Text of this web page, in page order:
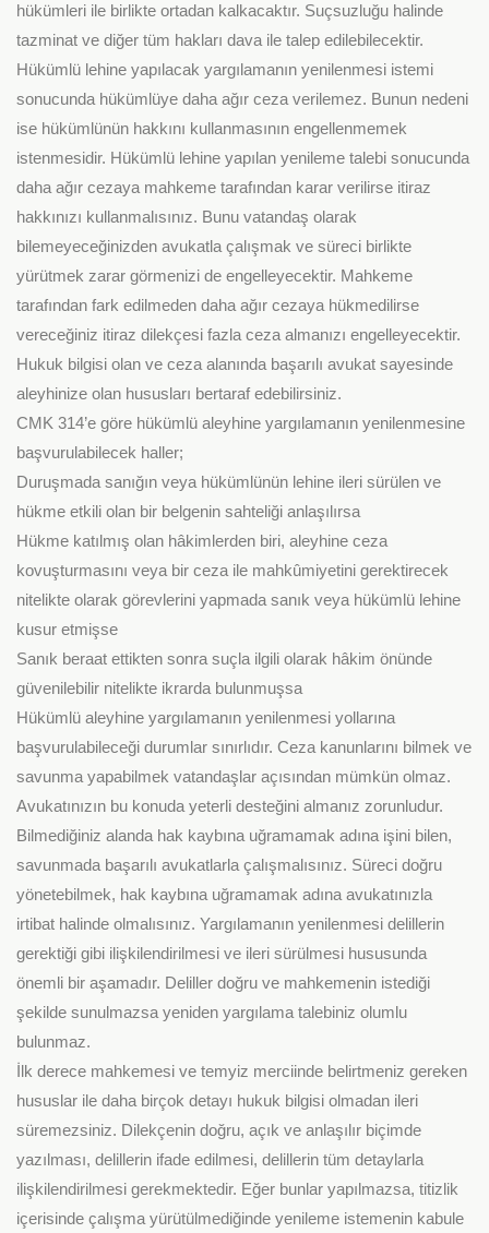
hükümleri ile birlikte ortadan kalkacaktır. Suçsuzluğu halinde
tazminat ve diğer tüm hakları dava ile talep edilebilecektir.
Hükümlü lehine yapılacak yargılamanın yenilenmesi istemi
sonucunda hükümlüye daha ağır ceza verilemez. Bunun nedeni
ise hükümlünün hakkını kullanmasının engellenmemek
istenmesidir. Hükümlü lehine yapılan yenileme talebi sonucunda
daha ağır cezaya mahkeme tarafından karar verilirse itiraz
hakkınızı kullanmalısınız. Bunu vatandaş olarak
bilemeyeceğinizden avukatla çalışmak ve süreci birlikte
yürütmek zarar görmenizi de engelleyecektir. Mahkeme
tarafından fark edilmeden daha ağır cezaya hükmedilirse
vereceğiniz itiraz dilekçesi fazla ceza almanızı engelleyecektir.
Hukuk bilgisi olan ve ceza alanında başarılı avukat sayesinde
aleyhinize olan hususları bertaraf edebilirsiniz.
CMK 314’e göre hükümlü aleyhine yargılamanın yenilenmesine
başvurulabilecek haller;
Duruşmada sanığın veya hükümlünün lehine ileri sürülen ve
hükme etkili olan bir belgenin sahteliği anlaşılırsa
Hükme katılmış olan hâkimlerden biri, aleyhine ceza
kovuşturmasını veya bir ceza ile mahkûmiyetini gerektirecek
nitelikte olarak görevlerini yapmada sanık veya hükümlü lehine
kusur etmişse
Sanık beraat ettikten sonra suçla ilgili olarak hâkim önünde
güvenilebilir nitelikte ikrarda bulunmuşsa
Hükümlü aleyhine yargılamanın yenilenmesi yollarına
başvurulabileceği durumlar sınırlıdır. Ceza kanunlarını bilmek ve
savunma yapabilmek vatandaşlar açısından mümkün olmaz.
Avukatınızın bu konuda yeterli desteğini almanız zorunludur.
Bilmediğiniz alanda hak kaybına uğramamak adına işini bilen,
savunmada başarılı avukatlarla çalışmalısınız. Süreci doğru
yönetebilmek, hak kaybına uğramamak adına avukatınızla
irtibat halinde olmalısınız. Yargılamanın yenilenmesi delillerin
gerektiği gibi ilişkilendirilmesi ve ileri sürülmesi hususunda
önemli bir aşamadır. Deliller doğru ve mahkemenin istediği
şekilde sunulmazsa yeniden yargılama talebiniz olumlu
bulunmaz.
İlk derece mahkemesi ve temyiz merciinde belirtmeniz gereken
hususlar ile daha birçok detayı hukuk bilgisi olmadan ileri
süremezsiniz. Dilekçenin doğru, açık ve anlaşılır biçimde
yazılması, delillerin ifade edilmesi, delillerin tüm detaylarla
ilişkilendirilmesi gerekmektedir. Eğer bunlar yapılmazsa, titizlik
içerisinde çalışma yürütülmediğinde yenileme istemenin kabule